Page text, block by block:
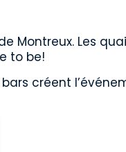
Montreux. Les
to be!
créent